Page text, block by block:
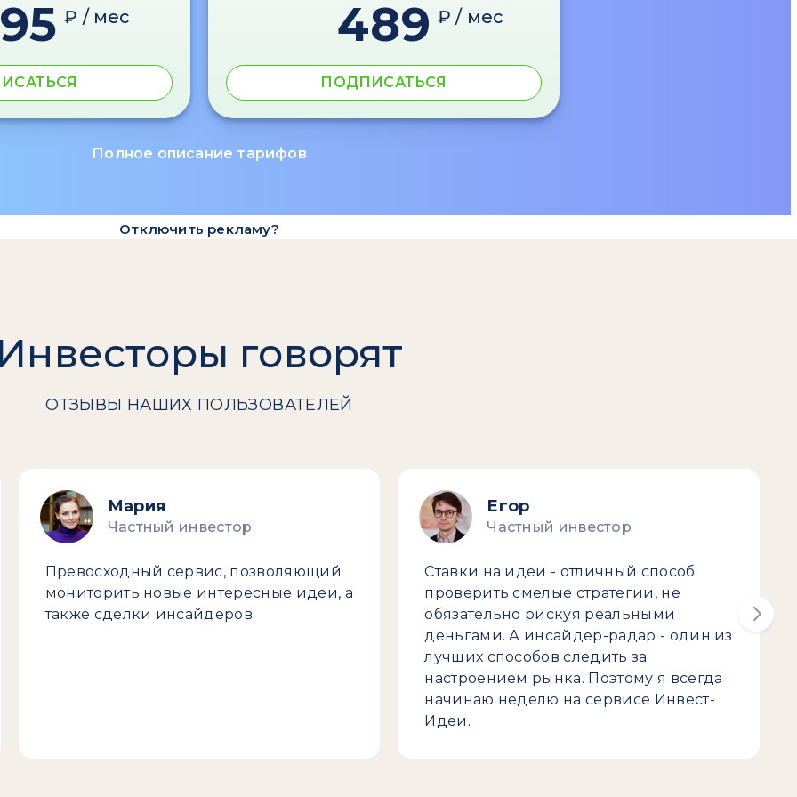
₽ / мес 489 ₽ / мес
ПОДПИСАТЬСЯ
Полное описание тарифов
Отключить рекламу?
говорят
ОТЗЫВЫ НАШИХ ПОЛЬЗОВАТЕЛЕЙ
Мария
Частный инвестор
Превосходный сервис, позволяющий
мониторить новые интересные идеи, а
также сделки инсайдеров.
Егор
Частный инвестор
Ставки на идеи - отличный способ
проверить смелые стратегии, не
обязательно рискуя реальными
деньгами. А инсайдер-радар - один из
лучших способов следить за
настроением рынка. Поэтому я всегда
начинаю неделю на сервисе Инвест-
Идеи.